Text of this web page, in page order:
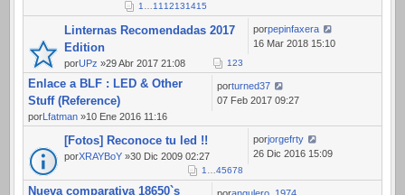
1 11 12131415
Linternas Recomendadas 2017
Edition
porUPz »29 Abr 2017 21:08 123
porpepinfaxera
16 Mar 2018 15:10
Enlace a BLF : LED & Other
Stuff (Reference)
porLfatman »10 Ene 2016 11:16
porturned37
07 Feb 2017 09:27
[Fotos] Reconoce tu led !!
porXRAYBoY »30 Dic 2009 02:27
1 45678
porjorgefrty
26 Dic 2016 15:09
Nueva comparativa 18650`s